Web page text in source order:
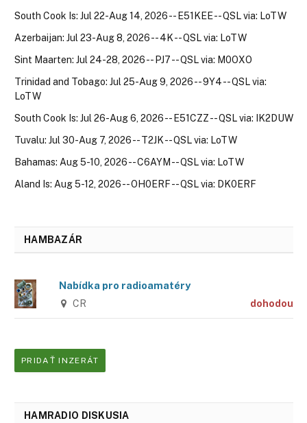
South Cook Is: Jul 22-Aug 14, 2026 -- E51KEE -- QSL via: LoTW
Azerbaijan: Jul 23-Aug 8, 2026 -- 4K -- QSL via: LoTW
Sint Maarten: Jul 24-28, 2026 -- PJ7 -- QSL via: M0OXO
Trinidad and Tobago: Jul 25-Aug 9, 2026 -- 9Y4 -- QSL via:
LoTW
South Cook Is: Jul 26-Aug 6, 2026 -- E51CZZ -- QSL via: IK2DUW
Tuvalu: Jul 30-Aug 7, 2026 -- T2JK -- QSL via: LoTW
Bahamas: Aug 5-10, 2026 -- C6AYM -- QSL via: LoTW
Aland Is: Aug 5-12, 2026 -- OH0ERF -- QSL via: DK0ERF
HAMBAZÁR
Nabídka pro radioamatéry
CR dohodou
PRIDAŤ INZERÁT
HAMRADIO DISKUSIA